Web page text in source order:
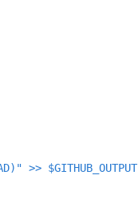
>> $GITHUB_OUTPUT